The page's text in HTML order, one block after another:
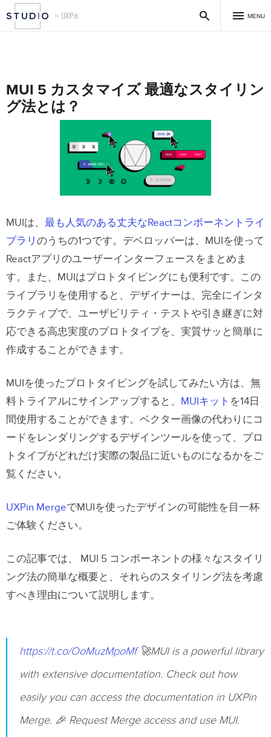
MENU
MUI 5 カスタマイズ 最適なスタイリン
グ法とは？
MUIは、 最も人気のある丈夫なReactコンポーネントライ
ブラリ のうちの1つです。デベロッパーは、MUIを使って
Reactアプリのユーザーインターフェースをまとめま
す。また、MUIはプロトタイピングにも便利です。この
ライブラリを使用すると、デザイナーは、完全にインタ
ラクティブで、ユーザビリティ・テストや引き継ぎに対
応できる高忠実度のプロトタイプを、実質サッと簡単に
作成することができます。
MUIを使ったプロトタイピングを試してみたい方は、無
料トライアルにサインアップすると、 MUIキット を14日
間使用することができます。ベクター画像の代わりにコ
ードをレンダリングするデザインツールを使って、プロ
トタイプがどれだけ実際の製品に近いものになるかをご
覧ください。
UXPin MergeでMUIを使ったデザインの可能性を目一杯
ご体験ください。
この記事では、 MUI 5 コンポーネントの様々なスタイリ
ング法の簡単な概要と、それらのスタイリング法を考慮
すべき理由について説明します。
https://t.co/OoMuzMpoMf🚀MUI is a powerful library
with extensive documentation. Check out how
easily you can access the documentation in UXPin
Merge. 🎉 Request Merge access and use MUI.